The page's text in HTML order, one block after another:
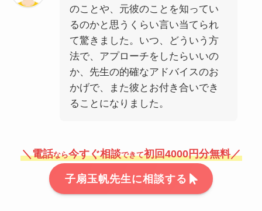
のことや、元彼のことを知ってい
るのかと思うくらい言い当てられ
て驚きました。いつ、どういう方
法で、アプローチをしたらいいの
か、先生の的確なアドバイスのお
かげで、また彼とお付き合いでき
ることになりました。
＼電話なら今すぐ相談できて初回4000円分無料／
子扇玉帆先生に相談する